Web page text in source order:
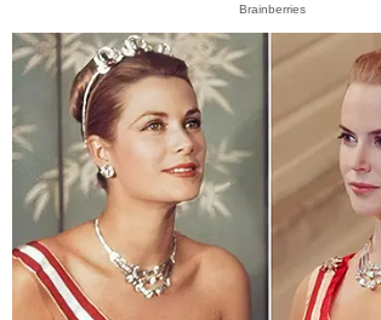
Brainberries